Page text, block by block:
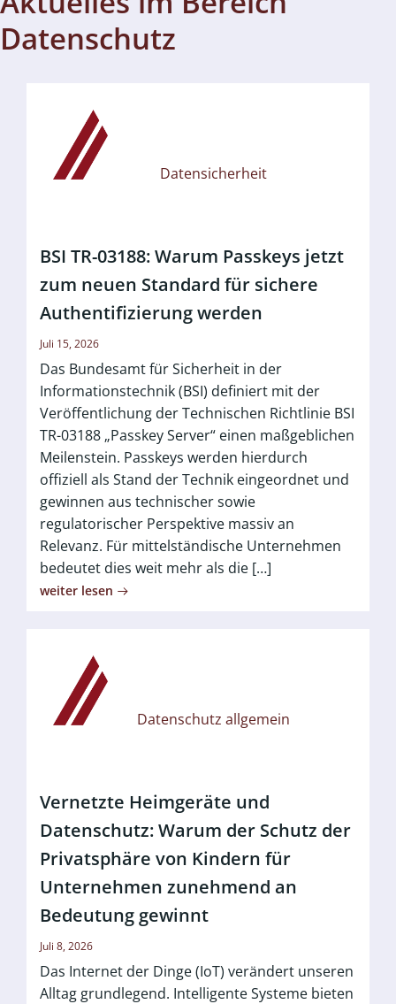
Datenschutz
Datensicherheit
BSI TR-03188: Warum Passkeys jetzt
zum neuen Standard für sichere
Authentifizierung werden
Juli 15, 2026
Das Bundesamt für Sicherheit in der
Informationstechnik (BSI) definiert mit der
Veröffentlichung der Technischen Richtlinie BSI
TR-03188 „Passkey Server“ einen maßgeblichen
Meilenstein. Passkeys werden hierdurch
offiziell als Stand der Technik eingeordnet und
gewinnen aus technischer sowie
regulatorischer Perspektive massiv an
Relevanz. Für mittelständische Unternehmen
bedeutet dies weit mehr als die […]
weiter lesen
Datenschutz allgemein
Vernetzte Heimgeräte und
Datenschutz: Warum der Schutz der
Privatsphäre von Kindern für
Unternehmen zunehmend an
Bedeutung gewinnt
Juli 8, 2026
Das Internet der Dinge (IoT) verändert unseren
Alltag grundlegend. Intelligente Systeme bieten